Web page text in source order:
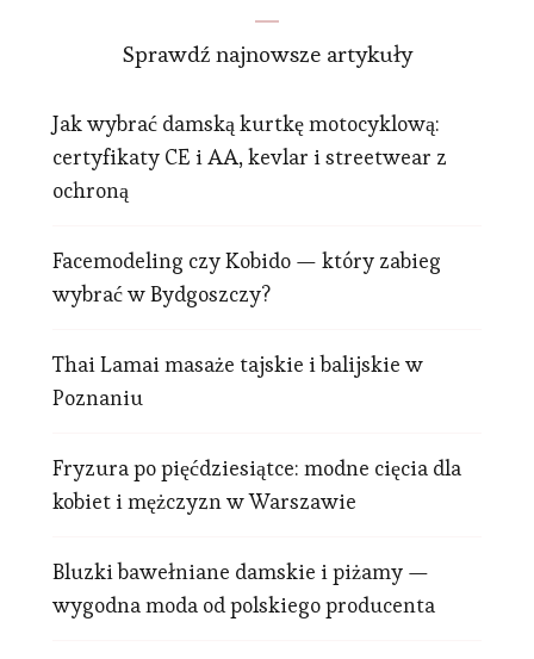
Sprawdź najnowsze artykuły
Jak wybrać damską kurtkę motocyklową:
certyfikaty CE i AA, kevlar i streetwear z
ochroną
Facemodeling czy Kobido — który zabieg
wybrać w Bydgoszczy?
Thai Lamai masaże tajskie i balijskie w
Poznaniu
Fryzura po pięćdziesiątce: modne cięcia dla
kobiet i mężczyzn w Warszawie
Bluzki bawełniane damskie i piżamy —
wygodna moda od polskiego producenta